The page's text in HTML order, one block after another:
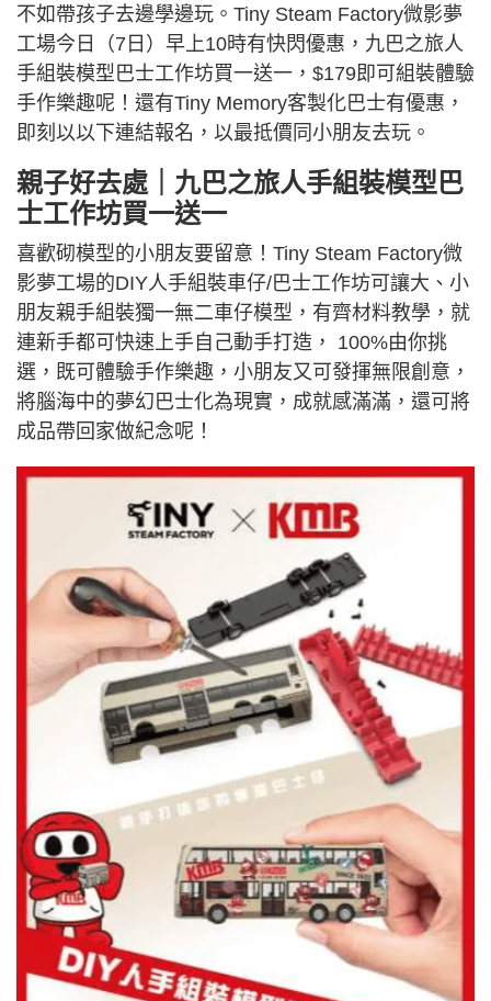
不如帶孩子去邊學邊玩。Tiny Steam Factory微影夢
工場今日（7日）早上10時有快閃優惠，九巴之旅人
手組裝模型巴士工作坊買一送一，$179即可組裝體驗
手作樂趣呢！還有Tiny Memory客製化巴士有優惠，
即刻以以下連結報名，以最抵價同小朋友去玩。
親子好去處｜九巴之旅人手組裝模型巴
士工作坊買一送一
喜歡砌模型的小朋友要留意！Tiny Steam Factory微
影夢工場的DIY人手組裝車仔/巴士工作坊可讓大、小
朋友親手組裝獨一無二車仔模型，有齊材料教學，就
連新手都可快速上手自己動手打造， 100%由你挑
選，既可體驗手作樂趣，小朋友又可發揮無限創意，
將腦海中的夢幻巴士化為現實，成就感滿滿，還可將
成品帶回家做紀念呢！